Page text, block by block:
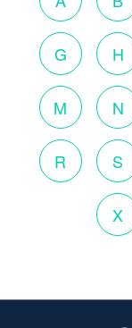
G H
M N
R S
X